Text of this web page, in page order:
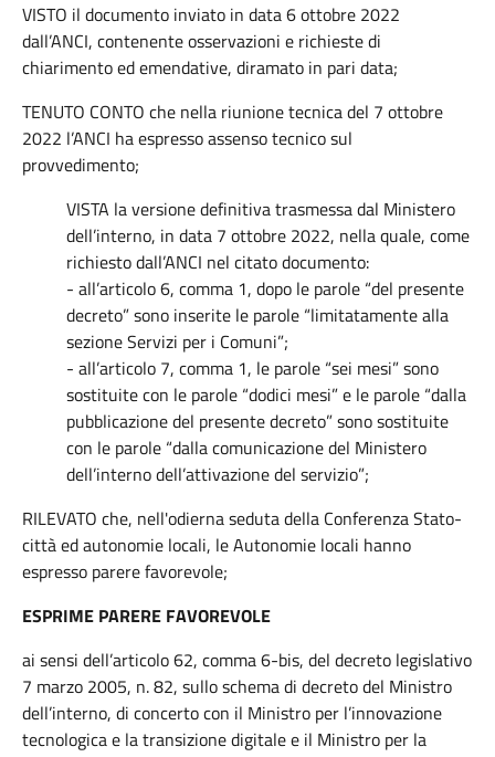
VISTO il documento inviato in data 6 ottobre 2022
dall’ANCI, contenente osservazioni e richieste di
chiarimento ed emendative, diramato in pari data;
TENUTO CONTO che nella riunione tecnica del 7 ottobre
2022 l’ANCI ha espresso assenso tecnico sul
provvedimento;
VISTA la versione definitiva trasmessa dal Ministero
dell’interno, in data 7 ottobre 2022, nella quale, come
richiesto dall’ANCI nel citato documento:
- all’articolo 6, comma 1, dopo le parole “del presente
decreto” sono inserite le parole “limitatamente alla
sezione Servizi per i Comuni”;
- all’articolo 7, comma 1, le parole “sei mesi” sono
sostituite con le parole “dodici mesi” e le parole “dalla
pubblicazione del presente decreto” sono sostituite
con le parole “dalla comunicazione del Ministero
dell’interno dell’attivazione del servizio”;
RILEVATO che, nell'odierna seduta della Conferenza Stato-
città ed autonomie locali, le Autonomie locali hanno
espresso parere favorevole;
ESPRIME PARERE FAVOREVOLE
ai sensi dell’articolo 62, comma 6-bis, del decreto legislativo
7 marzo 2005, n. 82, sullo schema di decreto del Ministro
dell’interno, di concerto con il Ministro per l’innovazione
tecnologica e la transizione digitale e il Ministro per la